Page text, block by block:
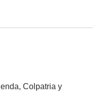
Colpatria y